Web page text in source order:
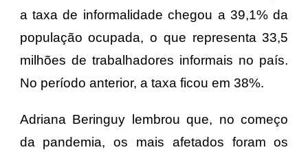
a taxa de informalidade chegou a 39,1% da
população ocupada, o que representa 33,5
milhões de trabalhadores informais no país.
No período anterior, a taxa ficou em 38%.
Adriana Beringuy lembrou que, no começo
da pandemia, os mais afetados foram os